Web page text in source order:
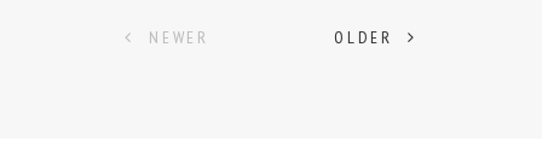
NEWER OLDER